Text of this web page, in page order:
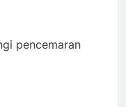
pencemaran